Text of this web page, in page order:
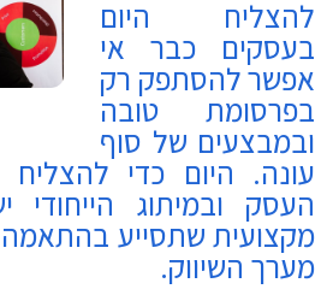
להצליח היום
בעסקים כבר אי
אפשר להסתפק רק
בפרסומת טובה
ובמבצעים של סוף
עונה. היום כדי להצליח
העסק ובמיתוג הייחודי
מקצועית שתסייע בהתאמה
מערך השיווק.